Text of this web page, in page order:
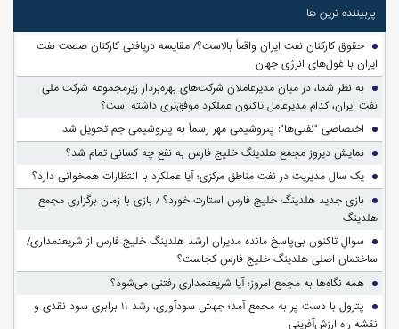
پربیننده ترین ها
حقوق کارکنان نفت ایران واقعاً بالاست؟/ مقایسه دریافتی کارکنان صنعت نفت
ایران با غول‌های انرژی جهان
به نظر شما، در میان مدیرعاملان شرکت‌های بهره‌بردار زیرمجموعه شرکت ملی
نفت ایران، کدام مدیرعامل تاکنون عملکرد موفق‌تری داشته است؟
اختصاصی "نفتی‌ها": پتروشیمی مهر رسماً به پتروشیمی جم تحویل شد
نمایش دیروز مجمع هلدینگ خلیج فارس به نفع چه کسانی تمام شد؟
یک سال مدیریت در نفت مناطق مرکزی؛ آیا عملکرد با انتظارات همخوانی دارد؟
بازی جدید هلدینگ خلیج فارس استارت خورد؟ / بازی با زمان برگزاری مجمع
هلدینگ
سوالِ تاکنون بی‌پاسخ مانده مدیران ارشد هلدینگ خلیج فارس از شریعتمداری/
ساختمان اصلی هلدینگ خلیج فارس کجاست؟
همه نگاه‌ها به مجمع امروز؛ آیا شریعتمداری رفتنی می‌شود؟
پترول با دست پر به مجمع آمد؛ جهش سودآوری، رشد ۱۱ برابری سود نقدی و
نقشه راه ارزش‌آفرینی